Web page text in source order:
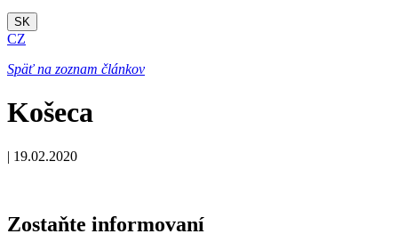
SK
CZ
Späť na zoznam článkov
Košeca
| 19.02.2020
Zostaňte informovaní